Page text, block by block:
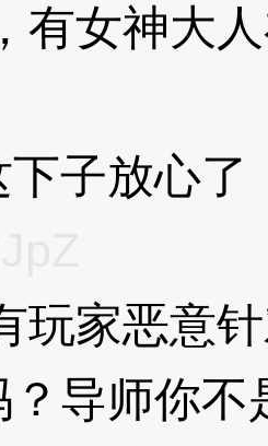
女神大人
放心了
家恶意针
？导师你